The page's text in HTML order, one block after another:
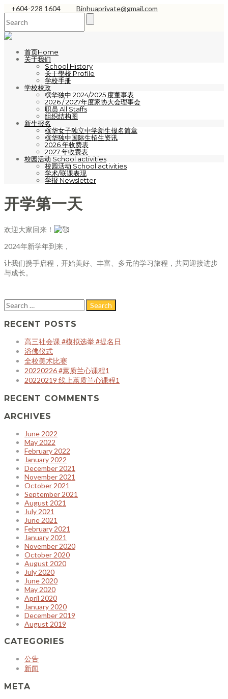
+604-228 1604 Binhuaprivate@gmail.com
首页Home
关于我们
School History
关于學校 Profile
学校手册
学校校政
槟华独中 2024/2025 度董事表
2026 / 2027年度家协大会理事会
职员 All Staffs
组织结构图
新生报名
槟华女子独立中学新生报名简章
槟华独中国际生招生资讯
2026 年收费表
2027 年收费表
校园活动 School activities
校园活动 School activities
学术/联课表现
学报 Newsletter
开学第一天
欢迎大家回来！
2024年新学年到来，
让我们携手启程，开始美好、丰富、多元的学习旅程，共同迎接进步
与成长。
RECENT POSTS
高三社会课 #模拟选举 #提名日
浴佛仪式
全校美术比赛
20220226 #蕙质兰心课程1
20220219 线上蕙质兰心课程1
RECENT COMMENTS
ARCHIVES
June 2022
May 2022
February 2022
January 2022
December 2021
November 2021
October 2021
September 2021
August 2021
July 2021
June 2021
February 2021
January 2021
November 2020
October 2020
August 2020
July 2020
June 2020
May 2020
April 2020
January 2020
December 2019
August 2019
CATEGORIES
公告
新闻
META